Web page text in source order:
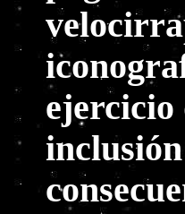
ejercicio